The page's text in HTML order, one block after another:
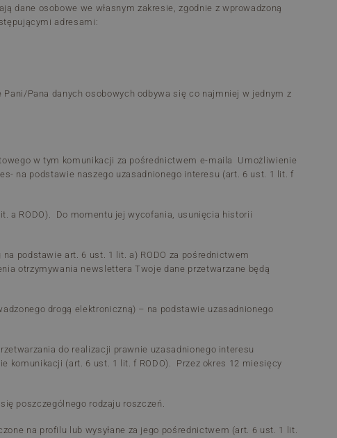
dane osobowe we własnym zakresie, zgodnie z wprowadzoną
adresami:
Pana danych osobowych odbywa się co najmniej w jednym z
w tym komunikacji za pośrednictwem e-maila Umożliwienie
na podstawie naszego uzasadnionego interesu (art. 6 ust. 1 lit. f
a RODO). Do momentu jej wycofania, usunięcia historii
podstawie art. 6 ust. 1 lit. a) RODO za pośrednictwem
otrzymywania newslettera Twoje dane przetwarzane będą
drogą elektroniczną) – na podstawie uzasadnionego
do realizacji prawnie uzasadnionego interesu
komunikacji (art. 6 ust. 1 lit. f RODO). Przez okres 12 miesięcy
poszczególnego rodzaju roszczeń.
na profilu lub wysyłane za jego pośrednictwem (art. 6 ust. 1 lit.